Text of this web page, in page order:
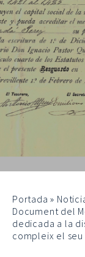
Portada »
Document del
dedicada a la
compleix el seu